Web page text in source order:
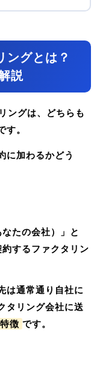
ングとは？
説
ングは、どちらも
す。
に加わるかどう
なたの会社）」と
約するファクタリン
は通常通り自社に
タリング会社に送
徴 です。